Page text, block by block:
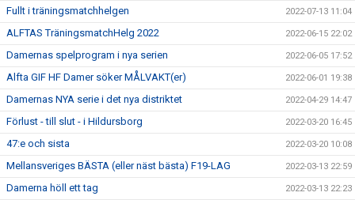
Fullt i träningsmatchhelgen 2022-07-13 11:04
ALFTAS TräningsmatchHelg 2022 2022-06-15 22:02
Damernas spelprogram i nya serien 2022-06-05 17:52
Alfta GIF HF Damer söker MÅLVAKT(er) 2022-06-01 19:38
Damernas NYA serie i det nya distriktet 2022-04-29 14:47
Förlust - till slut - i Hildursborg 2022-03-20 16:45
47:e och sista 2022-03-20 10:08
Mellansveriges BÄSTA (eller näst bästa) F19-LAG 2022-03-13 22:59
Damerna höll ett tag 2022-03-13 22:23